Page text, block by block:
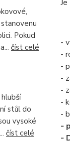
Pokud
číst celé
stůl do
vysoké
číst celé
-
-
-
-
-
-
-
-
-